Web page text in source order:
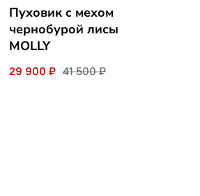
Пуховик c мехом
чернобурой лисы
MOLLY
29 900 ₽ 41 500 ₽